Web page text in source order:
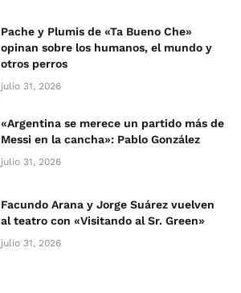
Pache y Plumis de «Ta Bueno Che»
opinan sobre los humanos, el mundo y
otros perros
julio 31, 2026
«Argentina se merece un partido más de
Messi en la cancha»: Pablo González
julio 31, 2026
Facundo Arana y Jorge Suárez vuelven
al teatro con «Visitando al Sr. Green»
julio 31, 2026